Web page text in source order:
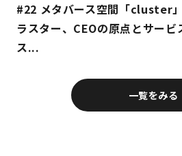
#22 メタバース空間「cluster
ラスター、CEOの原点とサービ
ス...
一覧をみる